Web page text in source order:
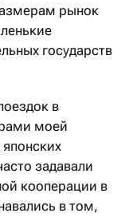
рынок
государств
в
моей
задавали
кооперации в
в том,